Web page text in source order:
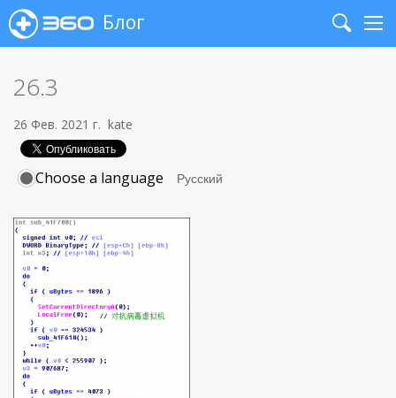
Блог
Search
26.3
26 Фев. 2021 г. kate
Choose a language